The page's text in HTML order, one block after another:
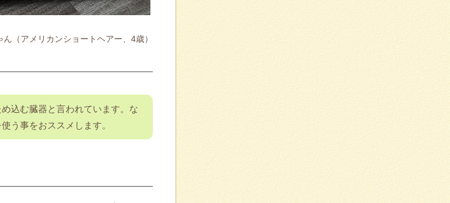
（アメリカンショートヘアー、4歳）
込む臓器と言われています。な
う事をおススメします。